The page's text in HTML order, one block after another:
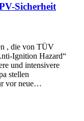
Sicherheit
, die von TÜV
Ignition Hazard“
und intensivere
stellen
vor neue…